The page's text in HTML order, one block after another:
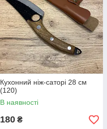
Кухонний ніж-саторі 28 см
(120)
В наявності
180 ₴